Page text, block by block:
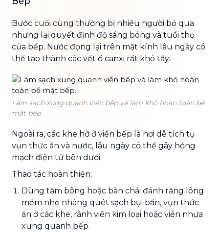
Bước cuối cùng thường bị nhiều người bỏ qua
nhưng lại quyết định độ sáng bóng và tuổi thọ
của bếp. Nước đọng lại trên mặt kính lâu ngày có
thể tạo thành các vết ố canxi rất khó tẩy.
Làm sạch xung quanh viền bếp và làm khô hoàn toàn bề
mặt bếp.
Ngoài ra, các khe hở ở viền bếp là nơi dễ tích tụ
vụn thức ăn và nước, lâu ngày có thể gây hỏng
mạch điện tử bên dưới.
Thao tác hoàn thiện:
Dùng tăm bông hoặc bàn chải đánh răng lông
mềm nhẹ nhàng quét sạch bụi bẩn, vụn thức
ăn ở các khe, rãnh viền kim loại hoặc viền nhựa
xung quanh bếp.